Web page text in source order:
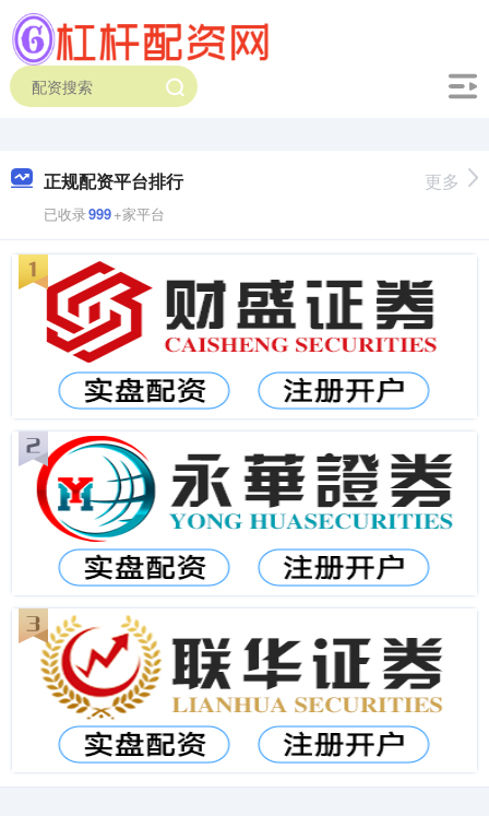
正规配资平台排行
已收录999+家平台
更多